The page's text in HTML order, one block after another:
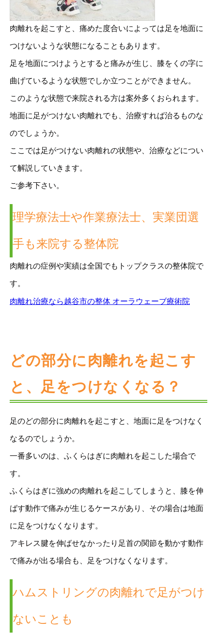
肉離れを起こすと、痛めた度合いによっては足を地面に
つけないような状態になることもあります。
足を地面につけようとすると痛みが生じ、膝をくの字に
曲げているような状態でしか立つことができません。
このような状態で来院される方は案外多くおられます。
地面に足がつけない肉離れでも、治療すれば治るものな
のでしょうか。
ここでは足がつけない肉離れの状態や、治療などについ
て解説していきます。
ご参考下さい。
理学療法士や作業療法士、実業団選
手も来院する整体院
肉離れの症例や実績は全国でもトップクラスの整体院で
す。
肉離れ治療なら越谷市の整体 オーラウェーブ療術院
どの部分に肉離れを起こす
と、足をつけなくなる？
足のどの部分に肉離れを起こすと、地面に足をつけなく
なるのでしょうか。
一番多いのは、ふくらはぎに肉離れを起こした場合で
す。
ふくらはぎに強めの肉離れを起こしてしまうと、膝を伸
ばす動作で痛みが生じるケースがあり、その場合は地面
に足をつけなくなります。
アキレス腱を伸ばせなかったり足首の関節を動かす動作
で痛みが出る場合も、足をつけなくなります。
ハムストリングの肉離れで足がつけ
ないことも